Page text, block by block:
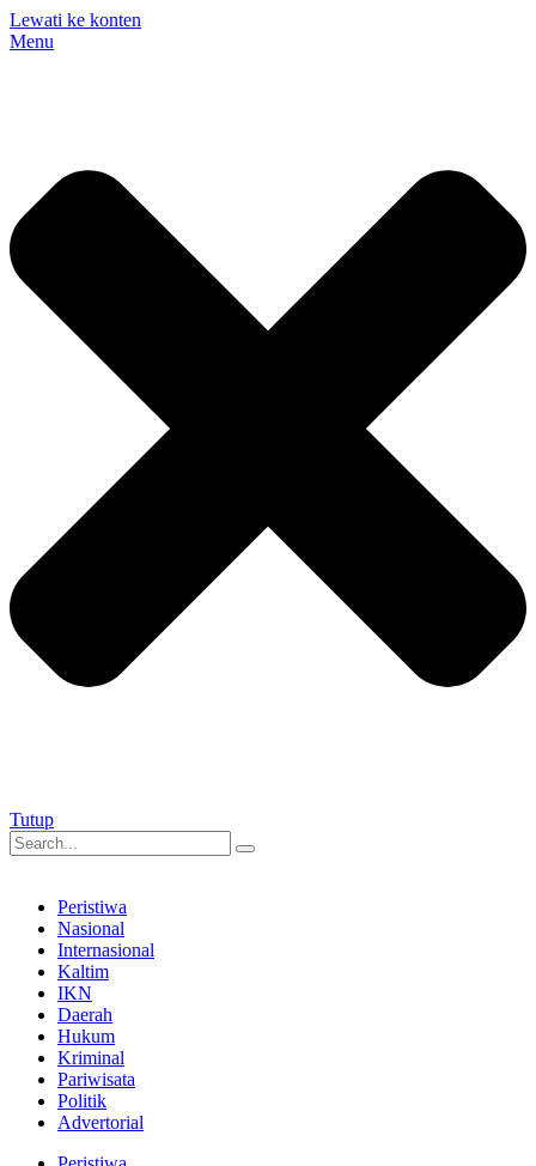
Lewati ke konten
Menu
Tutup
Peristiwa
Nasional
Internasional
Kaltim
IKN
Daerah
Hukum
Kriminal
Pariwisata
Politik
Advertorial